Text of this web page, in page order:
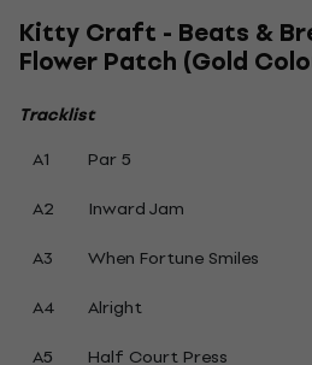
Kitty Craft - Beats &
Flower Patch (Gold
Tracklist
A1
Par 5
A2
Inward Jam
A3
When Fortune Smiles
A4
Alright
A5
Half Court Press